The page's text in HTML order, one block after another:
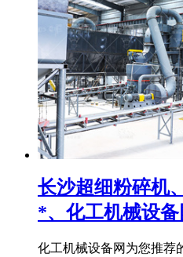
长沙超细粉碎机
*、化工机械设备
化工机械设备网为您推荐